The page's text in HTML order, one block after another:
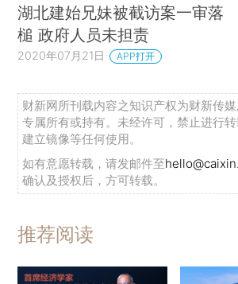
湖北建始兄妹被截访案一审落
槌 政府人员未担责
2020年07月21日 APP打开
财新网所刊载内容之知识产权为财新传
专属所有或持有。未经许可，禁止进行
建立镜像等任何使用。
如有意愿转载，请发邮件至
确认及授权后，方可转载。
推荐阅读